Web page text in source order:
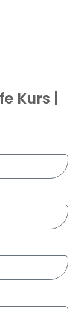
Kurs |